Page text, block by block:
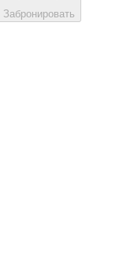
Забронировать